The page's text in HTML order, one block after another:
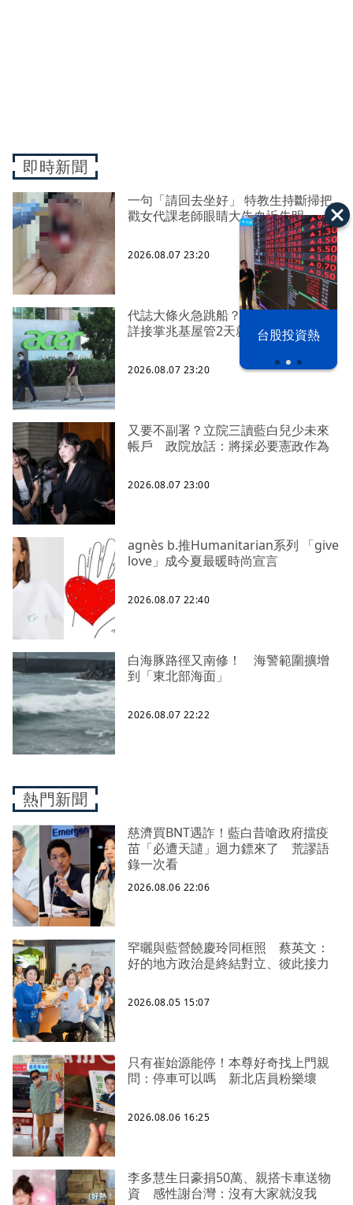
漢光42演習 台股投資熱
即時新聞
一句「請回去坐好」 特教生持斷掃把
戳女代課老師眼睛大失血近失明
2026.08.07 23:20
代誌大條火急跳船？ 宏碁派任李文
詳接掌兆基屋管2天就喊撤出！
2026.08.07 23:20
又要不副署？立院三讀藍白兒少未來
帳戶 政院放話：將採必要憲政作為
2026.08.07 23:00
agnès b.推Humanitarian系列 「give
love」成今夏最暖時尚宣言
2026.08.07 22:40
白海豚路徑又南修！ 海警範圍擴增
到「東北部海面」
2026.08.07 22:22
熱門新聞
慈濟買BNT遇詐！藍白昔嗆政府擋疫
苗「必遭天譴」迴力鏢來了 荒謬語
錄一次看
2026.08.06 22:06
罕曬與藍營饒慶玲同框照 蔡英文：
好的地方政治是終結對立、彼此接力
2026.08.05 15:07
只有崔始源能停！本尊好奇找上門親
問：停車可以嗎 新北店員粉樂壞
2026.08.06 16:25
李多慧生日豪捐50萬、親搭卡車送物
資 感性謝台灣：沒有大家就沒我